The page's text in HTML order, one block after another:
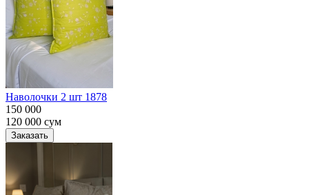
Наволочки 2 шт 1878
150 000
120 000 сум
Заказать